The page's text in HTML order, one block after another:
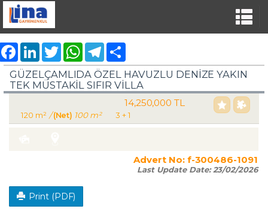
FacebookLinkedInTwitter WhatsAppTelegram
GÜZELÇAMLIDA ÖZEL HAVUZLU DENİZE YAKIN
TEK MÜSTAKİL SIFIR VİLLA
14,250,000 TL
120 m² /(Net) 100 m² 3 + 1
Advert No: f-300486-1091
Last Update Date:23/02/2026
Print (PDF)